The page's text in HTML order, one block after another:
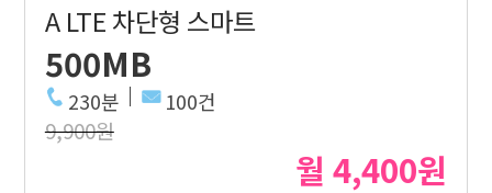
A LTE 차단형 스마트
500MB
230분 100건
9,900원
월 4,400원